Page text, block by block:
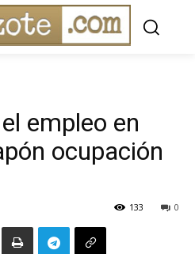
empleo en
ocupación
0
133